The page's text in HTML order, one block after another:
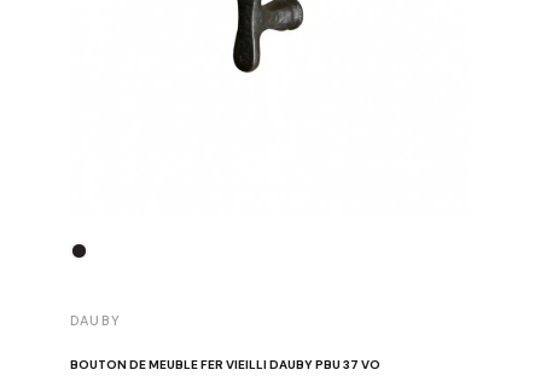
DAUBY
BOUTON DE MEUBLE FER VIEILLI DAUBY PBU 37 VO